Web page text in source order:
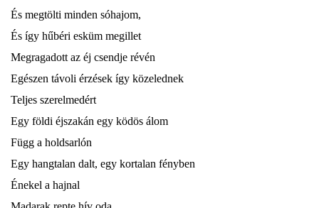
És megtölti minden sóhajom,
És így hűbéri esküm megillet
Megragadott az éj csendje révén
Egészen távoli érzések így közelednek
Teljes szerelmedért
Egy földi éjszakán egy ködös álom
Függ a holdsarlón
Egy hangtalan dalt, egy kortalan fényben
Énekel a hajnal